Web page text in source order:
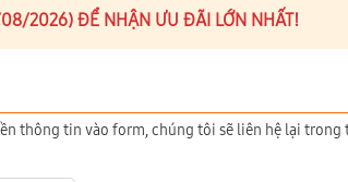
08/2026) ĐỂ NHẬN ƯU ĐÃI LỚN NHẤT!
thông tin vào form, chúng tôi sẽ liên hệ lại trong